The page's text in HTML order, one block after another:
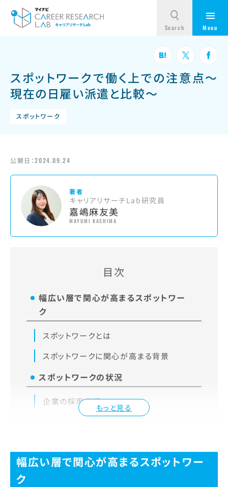
スポットワークで働く上での注意点～
現在の日雇い派遣と比較～
スポットワーク
公開日：2024.09.24
著者
キャリアリサーチLab研究員
嘉嶋麻友美
MAYUMI KASHIMA
目次
もっと見る
幅広い層で関心が高まるスポットワー
ク
スポットワークとは
スポットワークに関心が高まる背景
スポットワークの状況
企業の採用状況
幅広い層で関心が高まるスポットワー
ク